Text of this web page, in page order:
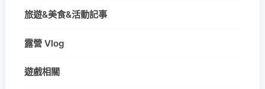
旅遊&美食&活動記事
露營 Vlog
遊戲相關